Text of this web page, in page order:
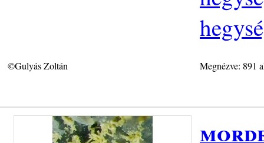
©Gulyás Zoltán Megnézve: 891